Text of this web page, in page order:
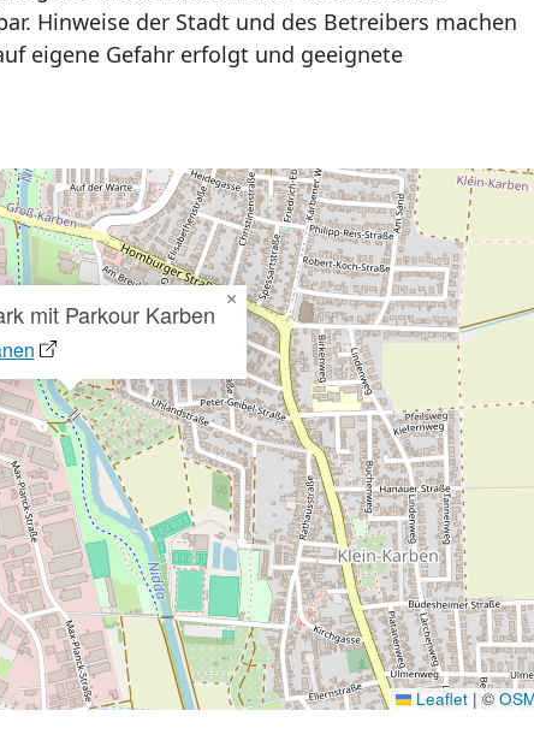
Hinweise der Stadt und des Betreibers machen
eigene Gefahr erfolgt und geeignete
mit Parkour Karben ×
Leaflet |©